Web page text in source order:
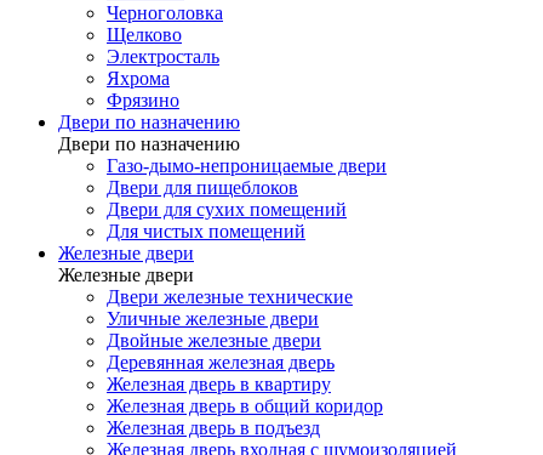
Черноголовка
Щелково
Электросталь
Яхрома
Фрязино
Двери по назначению
Двери по назначению
Газо-дымо-непроницаемые двери
Двери для пищеблоков
Двери для сухих помещений
Для чистых помещений
Железные двери
Железные двери
Двери железные технические
Уличные железные двери
Двойные железные двери
Деревянная железная дверь
Железная дверь в квартиру
Железная дверь в общий коридор
Железная дверь в подъезд
Железная дверь входная с шумоизоляцией